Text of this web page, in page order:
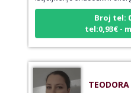
Broj tel:
tel:0,93€ -
TEODORA